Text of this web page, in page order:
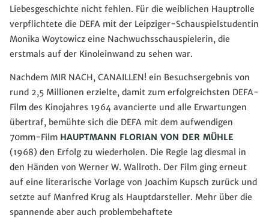
Liebesgeschichte nicht fehlen. Für die weiblichen Hauptrolle
verpflichtete die DEFA mit der Leipziger-Schauspielstudentin
Monika Woytowicz eine Nachwuchsschauspielerin, die
erstmals auf der Kinoleinwand zu sehen war.
Nachdem MIR NACH, CANAILLEN! ein Besuchsergebnis von
rund 2,5 Millionen erzielte, damit zum erfolgreichsten DEFA-
Film des Kinojahres 1964 avancierte und alle Erwartungen
übertraf, bemühte sich die DEFA mit dem aufwendigen
70mm-Film HAUPTMANN FLORIAN VON DER MÜHLE
(1968) den Erfolg zu wiederholen. Die Regie lag diesmal in
den Händen von Werner W. Wallroth. Der Film ging erneut
auf eine literarische Vorlage von Joachim Kupsch zurück und
setzte auf Manfred Krug als Hauptdarsteller. Mehr über die
spannende aber auch problembehaftete